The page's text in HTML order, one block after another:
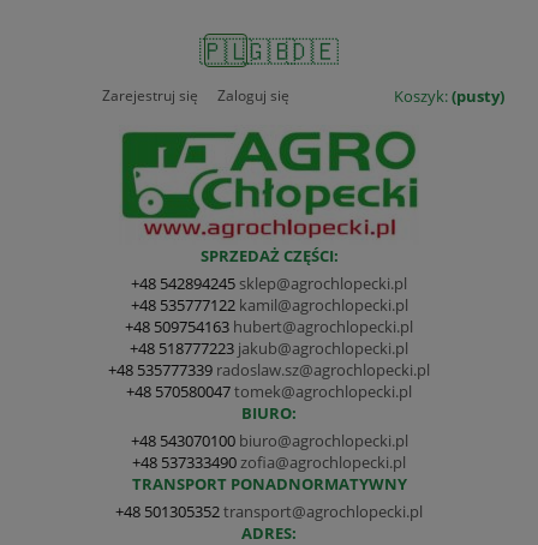
🇵🇱🇬🇧🇩🇪
Koszyk:(pusty)
Zarejestruj się Zaloguj się
SPRZEDAŻ CZĘŚCI:
+48 542894245 sklep@agrochlopecki.pl
+48 535777122 kamil@agrochlopecki.pl
+48 509754163 hubert@agrochlopecki.pl
+48 518777223 jakub@agrochlopecki.pl
+48 535777339 radoslaw.sz@agrochlopecki.pl
+48 570580047tomek@agrochlopecki.pl
BIURO:
+48 543070100 biuro@agrochlopecki.pl
+48 537333490 zofia@agrochlopecki.pl
TRANSPORT PONADNORMATYWNY
+48 501305352transport@agrochlopecki.pl
ADRES: